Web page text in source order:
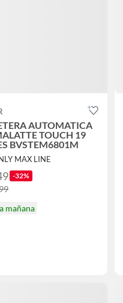
AUTOMATICA
TOUCH 19
BVSTEM6801M
MAX LINE
-32%
mañana